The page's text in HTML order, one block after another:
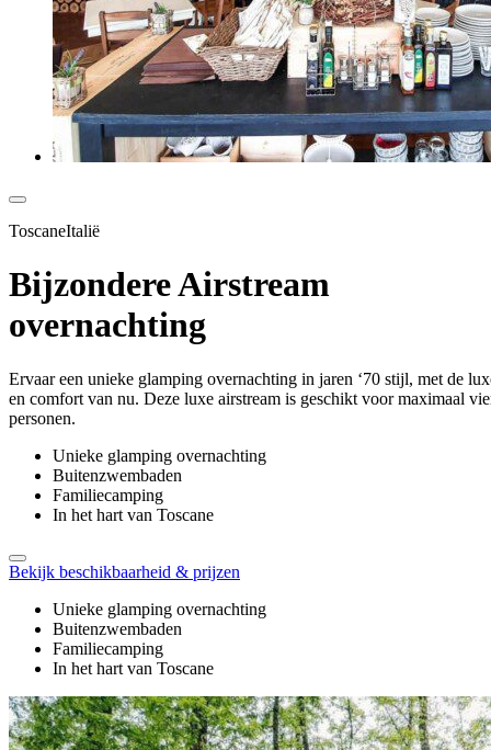
ToscaneItalië
Bijzondere Airstream
overnachting
Ervaar een unieke glamping overnachting in jaren ‘70 stijl, met de
en comfort van nu. Deze luxe airstream is geschikt voor maximaal
personen.
Unieke glamping overnachting
Buitenzwembaden
Familiecamping
In het hart van Toscane
Bekijk beschikbaarheid & prijzen
Unieke glamping overnachting
Buitenzwembaden
Familiecamping
In het hart van Toscane